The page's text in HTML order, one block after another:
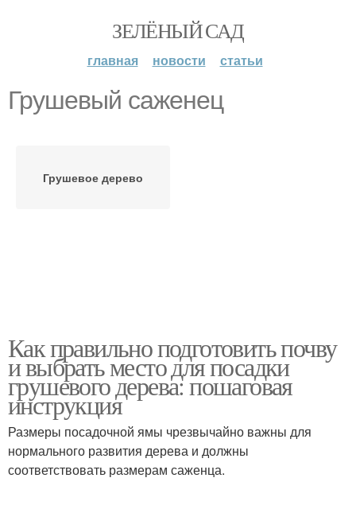
ЗЕЛЁНЫЙ САД
главная новости статьи
Грушевый саженец
Грушевое дерево
Как правильно подготовить почву
и выбрать место для посадки
грушевого дерева: пошаговая
инструкция
Размеры посадочной ямы чрезвычайно важны для
нормального развития дерева и должны
соответствовать размерам саженца.